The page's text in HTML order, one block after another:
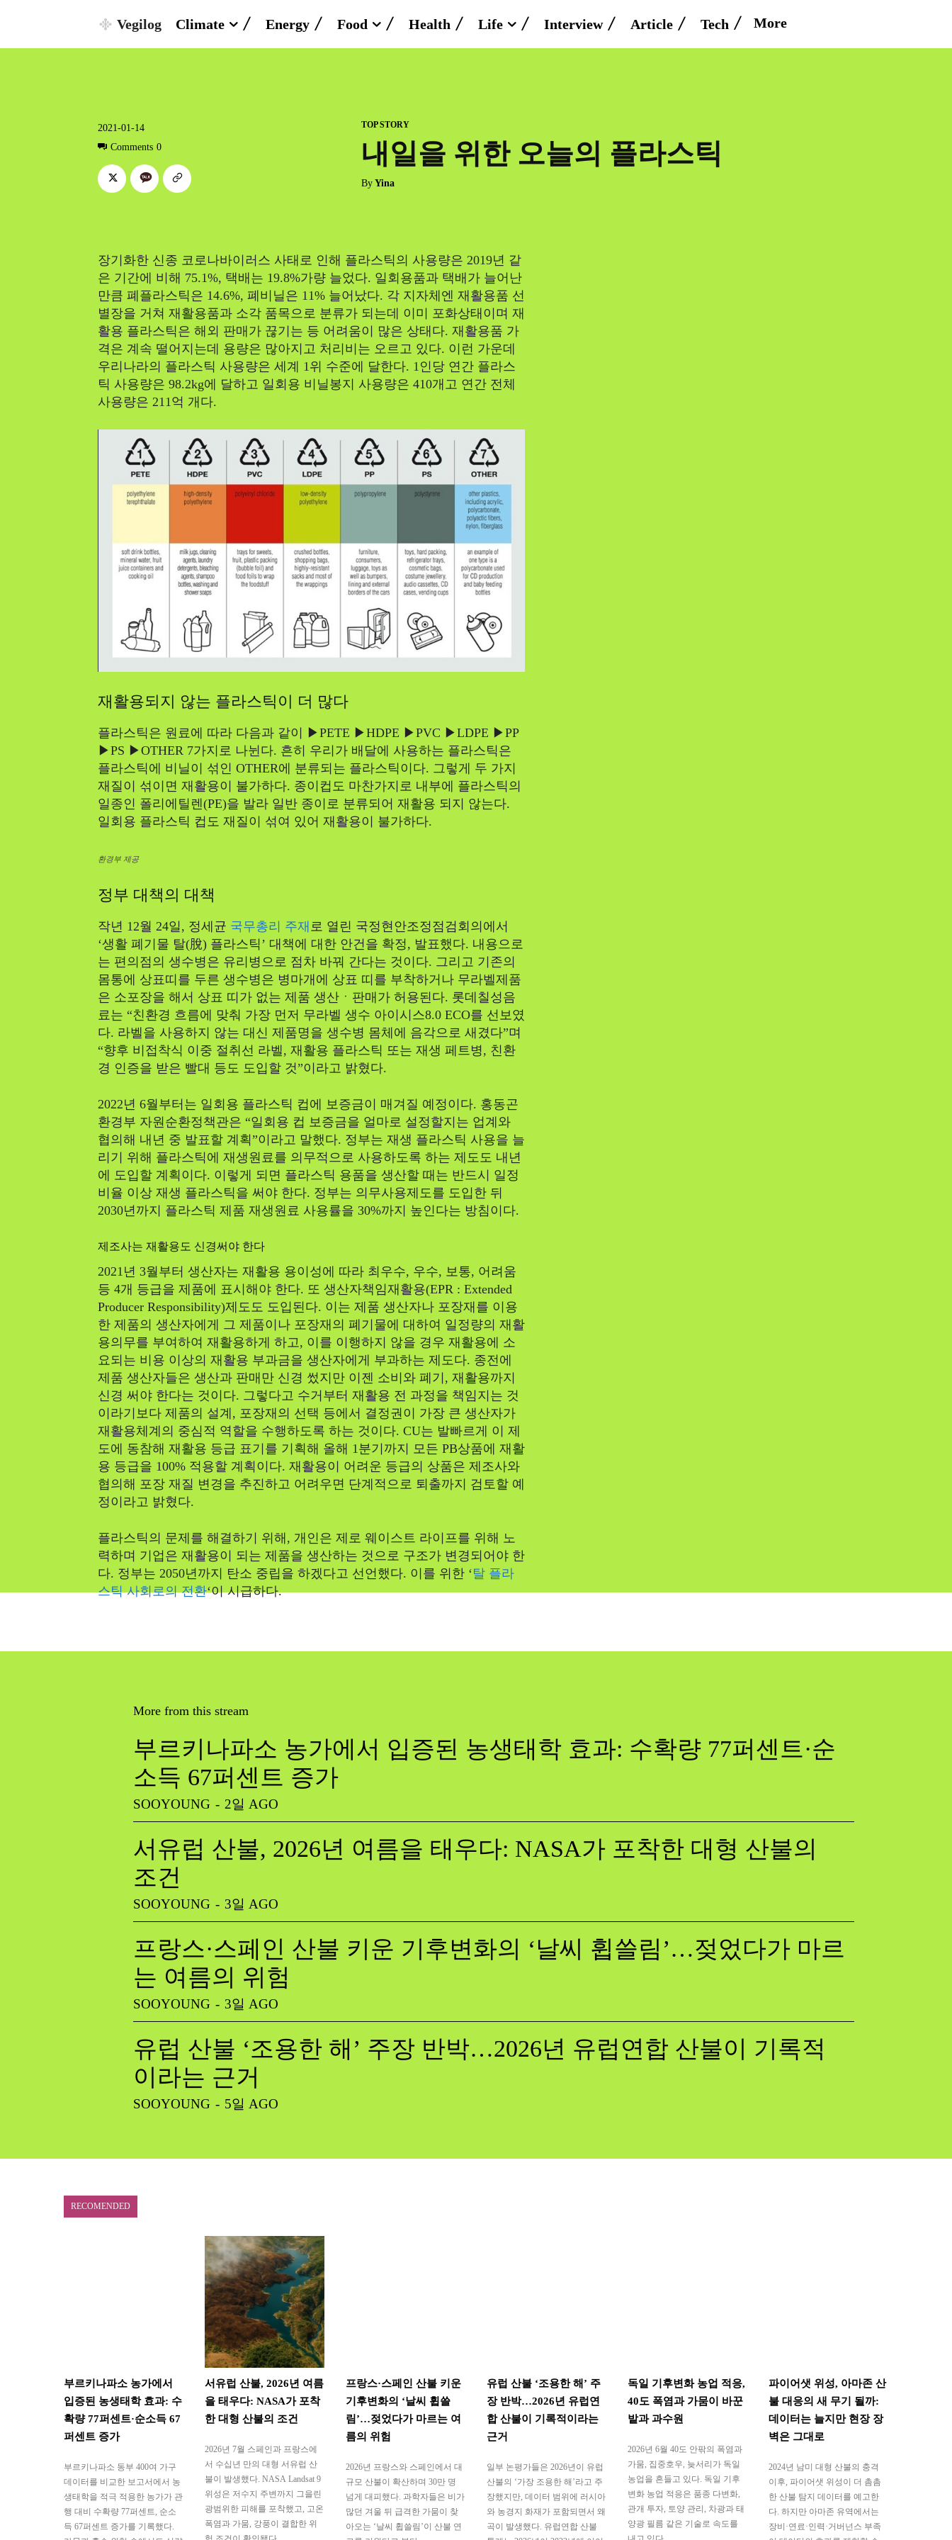
Vegilog Climate Energy Food Health Life Interview Article Tech More
2021-01-14
Comments 0
TOP STORY
내일을 위한 오늘의 플라스틱
By Yina
장기화한 신종 코로나바이러스 사태로 인해 플라스틱의 사용량은 2019년 같
은 기간에 비해 75.1%, 택배는 19.8%가량 늘었다. 일회용품과 택배가 늘어난
만큼 폐플라스틱은 14.6%, 폐비닐은 11% 늘어났다. 각 지자체엔 재활용품 선
별장을 거쳐 재활용품과 소각 품목으로 분류가 되는데 이미 포화상태이며 재
활용 플라스틱은 해외 판매가 끊기는 등 어려움이 많은 상태다. 재활용품 가
격은 계속 떨어지는데 용량은 많아지고 처리비는 오르고 있다. 이런 가운데
우리나라의 플라스틱 사용량은 세계 1위 수준에 달한다. 1인당 연간 플라스
틱 사용량은 98.2kg에 달하고 일회용 비닐봉지 사용량은 410개고 연간 전체
사용량은 211억 개다.
재활용되지 않는 플라스틱이 더 많다
플라스틱은 원료에 따라 다음과 같이 ▶PETE ▶HDPE ▶PVC ▶LDPE ▶PP
▶PS ▶OTHER 7가지로 나뉜다. 흔히 우리가 배달에 사용하는 플라스틱은
플라스틱에 비닐이 섞인 OTHER에 분류되는 플라스틱이다. 그렇게 두 가지
재질이 섞이면 재활용이 불가하다. 종이컵도 마찬가지로 내부에 플라스틱의
일종인 폴리에틸렌(PE)을 발라 일반 종이로 분류되어 재활용 되지 않는다.
일회용 플라스틱 컵도 재질이 섞여 있어 재활용이 불가하다.
환경부 제공
정부 대책의 대책
작년 12월 24일, 정세균 국무총리 주재 로 열린 국정현안조정점검회의에서
‘생활 폐기물 탈(脫) 플라스틱’ 대책에 대한 안건을 확정, 발표했다. 내용으로
는 편의점의 생수병은 유리병으로 점차 바꿔 간다는 것이다. 그리고 기존의
몸통에 상표띠를 두른 생수병은 병마개에 상표 띠를 부착하거나 무라벨제품
은 소포장을 해서 상표 띠가 없는 제품 생산ㆍ판매가 허용된다. 롯데칠성음
료는 “친환경 흐름에 맞춰 가장 먼저 무라벨 생수 아이시스8.0 ECO를 선보였
다. 라벨을 사용하지 않는 대신 제품명을 생수병 몸체에 음각으로 새겼다”며
“향후 비접착식 이중 절취선 라벨, 재활용 플라스틱 또는 재생 페트병, 친환
경 인증을 받은 빨대 등도 도입할 것”이라고 밝혔다.
2022년 6월부터는 일회용 플라스틱 컵에 보증금이 매겨질 예정이다. 홍동곤
환경부 자원순환정책관은 “일회용 컵 보증금을 얼마로 설정할지는 업계와
협의해 내년 중 발표할 계획”이라고 말했다. 정부는 재생 플라스틱 사용을 늘
리기 위해 플라스틱에 재생원료를 의무적으로 사용하도록 하는 제도도 내년
에 도입할 계획이다. 이렇게 되면 플라스틱 용품을 생산할 때는 반드시 일정
비율 이상 재생 플라스틱을 써야 한다. 정부는 의무사용제도를 도입한 뒤
2030년까지 플라스틱 제품 재생원료 사용률을 30%까지 높인다는 방침이다.
제조사는 재활용도 신경써야 한다
2021년 3월부터 생산자는 재활용 용이성에 따라 최우수, 우수, 보통, 어려움
등 4개 등급을 제품에 표시해야 한다. 또 생산자책임재활용(EPR : Extended
Producer Responsibility)제도도 도입된다. 이는 제품 생산자나 포장재를 이용
한 제품의 생산자에게 그 제품이나 포장재의 폐기물에 대하여 일정량의 재활
용의무를 부여하여 재활용하게 하고, 이를 이행하지 않을 경우 재활용에 소
요되는 비용 이상의 재활용 부과금을 생산자에게 부과하는 제도다. 종전에
제품 생산자들은 생산과 판매만 신경 썼지만 이젠 소비와 폐기, 재활용까지
신경 써야 한다는 것이다. 그렇다고 수거부터 재활용 전 과정을 책임지는 것
이라기보다 제품의 설계, 포장재의 선택 등에서 결정권이 가장 큰 생산자가
재활용체계의 중심적 역할을 수행하도록 하는 것이다. CU는 발빠르게 이 제
도에 동참해 재활용 등급 표기를 기획해 올해 1분기까지 모든 PB상품에 재활
용 등급을 100% 적용할 계획이다. 재활용이 어려운 등급의 상품은 제조사와
협의해 포장 재질 변경을 추진하고 어려우면 단계적으로 퇴출까지 검토할 예
정이라고 밝혔다.
플라스틱의 문제를 해결하기 위해, 개인은 제로 웨이스트 라이프를 위해 노
력하며 기업은 재활용이 되는 제품을 생산하는 것으로 구조가 변경되어야 한
다. 정부는 2050년까지 탄소 중립을 하겠다고 선언했다. 이를 위한 ‘탈 플라
스틱 사회로의 전환‘이 시급하다.
More from this stream
부르키나파소 농가에서 입증된 농생태학 효과: 수확량 77퍼센트·순
소득 67퍼센트 증가
SOOYOUNG - 2일 AGO
서유럽 산불, 2026년 여름을 태우다: NASA가 포착한 대형 산불의
조건
SOOYOUNG - 3일 AGO
프랑스·스페인 산불 키운 기후변화의 ‘날씨 휩쓸림’…젖었다가 마르
는 여름의 위험
SOOYOUNG - 3일 AGO
유럽 산불 ‘조용한 해’ 주장 반박…2026년 유럽연합 산불이 기록적
이라는 근거
SOOYOUNG - 5일 AGO
RECOMENDED
부르키나파소 농가에서
입증된 농생태학 효과: 수
확량 77퍼센트·순소득 67
퍼센트 증가
부르키나파소 동부 400여 가구
데이터를 비교한 보고서에서 농
생태학을 적극 적용한 농가가 관
행 대비 수확량 77퍼센트, 순소
득 67퍼센트 증가를 기록했다.
서유럽 산불, 2026년 여름
을 태우다: NASA가 포착
한 대형 산불의 조건
2026년 7월 스페인과 프랑스에
서 수십년 만의 대형 서유럽 산
불이 발생했다. NASA Landsat 9
위성은 저수지 주변까지 그을린
광범위한 피해를 포착했고, 고온
폭염과 가뭄, 강풍이 결합한 위
프랑스·스페인 산불 키운
기후변화의 ‘날씨 휩쓸
림’…젖었다가 마르는 여
름의 위험
2026년 프랑스와 스페인에서 대
규모 산불이 확산하며 30만 명
넘게 대피했다. 과학자들은 비가
많던 겨울 뒤 급격한 가뭄이 찾
아오는 ‘날씨 휩쓸림’이 산불 연
유럽 산불 ‘조용한 해’ 주
장 반박…2026년 유럽연
합 산불이 기록적이라는
근거
일부 논평가들은 2026년이 유럽
산불의 ‘가장 조용한 해’라고 주
장했지만, 데이터 범위에 러시아
와 농경지 화재가 포함되면서 왜
곡이 발생했다. 유럽연합 산불
독일 기후변화 농업 적응,
40도 폭염과 가뭄이 바꾼
밭과 과수원
2026년 6월 40도 안팎의 폭염과
가뭄, 집중호우, 늦서리가 독일
농업을 흔들고 있다. 독일 기후
변화 농업 적응은 품종 다변화,
관개 투자, 토양 관리, 차광과 태
양광 필름 같은 기술로 속도를
파이어샛 위성, 아마존 산
불 대응의 새 무기 될까:
데이터는 늘지만 현장 장
벽은 그대로
2024년 남미 대형 산불의 충격
이후, 파이어샛 위성이 더 촘촘
한 산불 탐지 데이터를 예고한
다. 하지만 아마존 유역에서는
장비·연료·인력·거버넌스 부족